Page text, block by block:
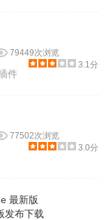
79449次浏览
3.1分
件
77502次浏览
3.0分
最新版
发布下载